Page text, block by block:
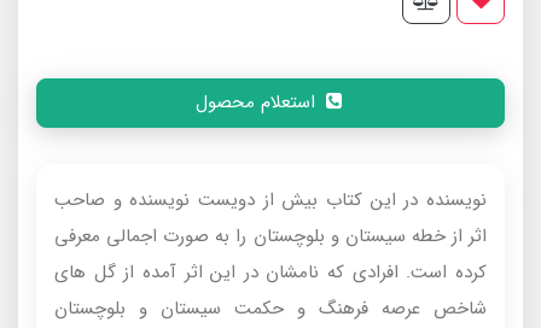
نویسنده در این کتاب بیش از دویست نویسنده و صاحب
اثر از خطه سیستان و بلوچستان را به صورت اجمالی معرفی
کرده است. افرادی که نامشان در این اثر آمده از گل های
شاخص عرصه فرهنگ و حکمت سیستان و بلوچستان